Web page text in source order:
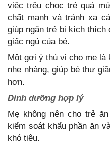
việc trêu chọc trẻ quá
chất mạnh và tránh xa
giúp ngăn trẻ bị kích thích
giấc ngủ của bé.
Một gợi ý thú vị cho mẹ là
nhẹ nhàng, giúp bé thư
hơn.
Dinh dưỡng hợp lý
Mẹ không nên cho trẻ
kiểm soát khẩu phần ăn
khó tiêu.